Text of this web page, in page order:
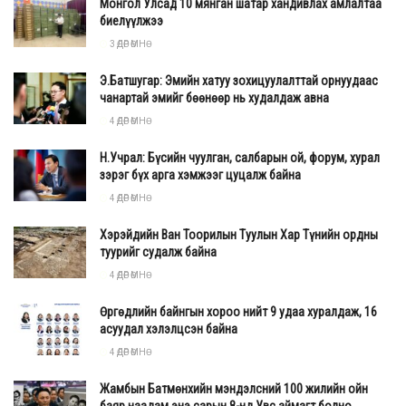
Эрхэм хүндэт ард иргэд ээ,
Улсын Их Хурал бол ард түмэнд Үндсэн хуулиар
олгогдсон засаглах эрхийг хэрэгжүүлэгч төлөөллийн
дээд байгууллага, ардчиллын төв институц билээ.
алсын хараатай, цаг үеэ олсон, мэдрэмжтэй байж, түүний
нөлөөгөөр монголчууд бидний амьдрал ахуй дэвжин
зорилго тэмүүлэл нь улам тод гэрэлтэж байх учиртай.
Улсын Их Хурлын гишүүн нь ард түмний элч төлөөлөгчийн
түүх уламжлал, Үндсэн хуулиа дээдлэн сахиж, хэлэлцэж
байгаа асуудал бүрд идэвхтэй оролцон, иргэдийнхээ
саналаа биечлэн өгч хэвшвэл зохино. Энэ бол
Монгол Улсад 10 мянган шатар хандивлах амлалтаа
биелүүлжээ
3 ӨДӨР ӨМНӨ
Э.Батшугар: Эмийн хатуу зохицуулалттай орнуудаас
чанартай эмийг бөөнөөр нь худалдаж авна
4 ӨДӨР ӨМНӨ
Н.Учрал: Бүсийн чуулган, салбарын ой, форум, хурал
зэрэг бүх арга хэмжээг цуцалж байна
4 ӨДӨР ӨМНӨ
Хэрэйдийн Ван Тоорилын Туулын Хар Түнийн ордны
туурийг судалж байна
4 ӨДӨР ӨМНӨ
Өргөдлийн байнгын хороо нийт 9 удаа хуралдаж, 16
асуудал хэлэлцсэн байна
4 ӨДӨР ӨМНӨ
Жамбын Батмөнхийн мэндэлсний 100 жилийн ойн